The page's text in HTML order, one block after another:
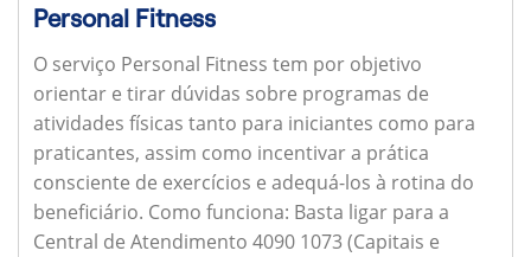
Personal Fitness
O serviço Personal Fitness tem por objetivo
orientar e tirar dúvidas sobre programas de
atividades físicas tanto para iniciantes como para
praticantes, assim como incentivar a prática
consciente de exercícios e adequá-los à rotina do
beneficiário. Como funciona: Basta ligar para a
Central de Atendimento 4090 1073 (Capitais e